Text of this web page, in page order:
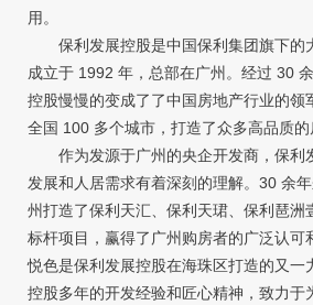
用。
保利发展控股是中国保利集团旗下的
成立于 1992 年，总部在广州。经过 30
控股慢慢的变成了了中国房地产行业的领
全国 100 多个城市，打造了众多高品质的
作为发源于广州的央企开发商，保利
发展和人居需求有着深刻的理解。30 余
州打造了保利天汇、保利天珺、保利琶洲
标杆项目，赢得了广州购房者的广泛认可
悦色是保利发展控股在海珠区打造的又一
控股多年的开发经验和匠心精神，致力于